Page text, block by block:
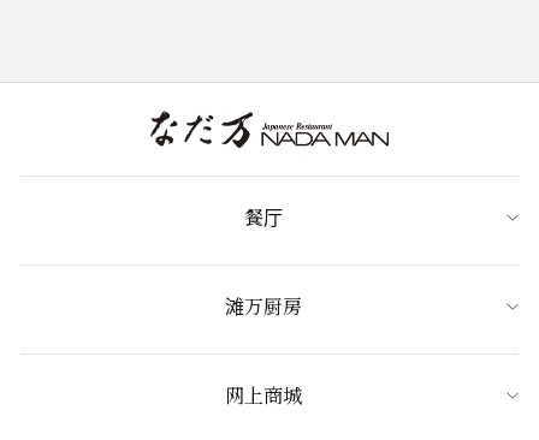
餐厅
滩万厨房
网上商城